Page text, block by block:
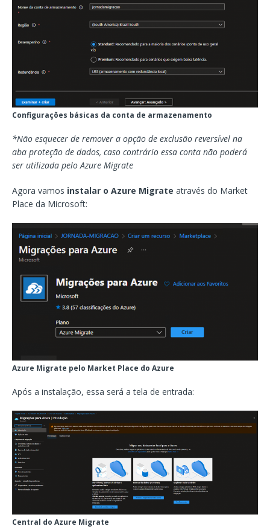
Configurações básicas da conta de armazenamento
*Não esquecer de remover a opção de exclusão reversível na
aba proteção de dados, caso contrário essa conta não poderá
ser utilizada pelo Azure Migrate
Agora vamos instalar o Azure Migrate através do Market
Place da Microsoft:
Azure Migrate pelo Market Place do Azure
Após a instalação, essa será a tela de entrada:
Central do Azure Migrate